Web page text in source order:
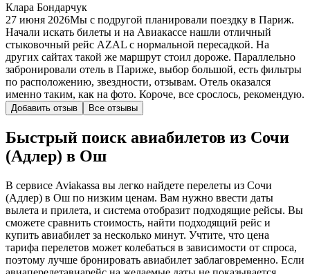
Клара Бондарчук
27 июня 2026Мы с подругой планировали поездку в Париж.
Начали искать билеты и на Авиакассе нашли отличный
стыковочный рейс AZAL с нормальной пересадкой. На
других сайтах такой же маршрут стоил дороже. Параллельно
забронировали отель в Париже, выбор большой, есть фильтры
по расположению, звездности, отзывам. Отель оказался
именно таким, как на фото. Короче, все срослось, рекомендую.
Добавить отзыв Все отзывы
Быстрый поиск авиабилетов из Сочи
(Адлер) в Ош
В сервисе Aviakassa вы легко найдете перелеты из Сочи
(Адлер) в Ош по низким ценам. Вам нужно ввести даты
вылета и прилета, и система отобразит подходящие рейсы. Вы
сможете сравнить стоимость, найти подходящий рейс и
купить авиабилет за несколько минут. Учтите, что цена
тарифа перелетов может колебаться в зависимости от спроса,
поэтому лучше бронировать авиабилет заблаговременно. Если